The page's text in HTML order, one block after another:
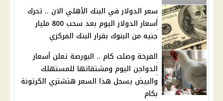
سعر الدوﻻر في البنك الأهلي اﻻن .. تحرك
أسعار الدوﻻر اليوم بعد سحب 800 مليار
جنيه من البنوك بقرار البنك المركزي
الفرخة وصلت كام .. البورصة تعلن أسعار
الدواجن اليوم ومشتقاتها للمستهلك
والبيض يسجل هذا السعر هتشتري الكرتونة
بكام